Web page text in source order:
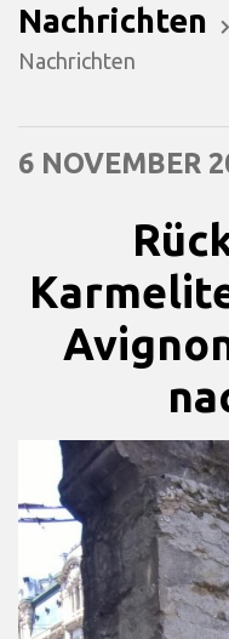
Nachrichten
Nachrichten
6 NOVEMBER